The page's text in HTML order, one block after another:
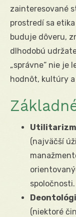
zainteresované
prostredí sa
buduje dôveru,
dlhodobú
„správne“ nie je
hodnôt, kultúry a
(najväčší
spoločnosti.
(niektoré